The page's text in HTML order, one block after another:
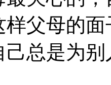
父母的
总是为